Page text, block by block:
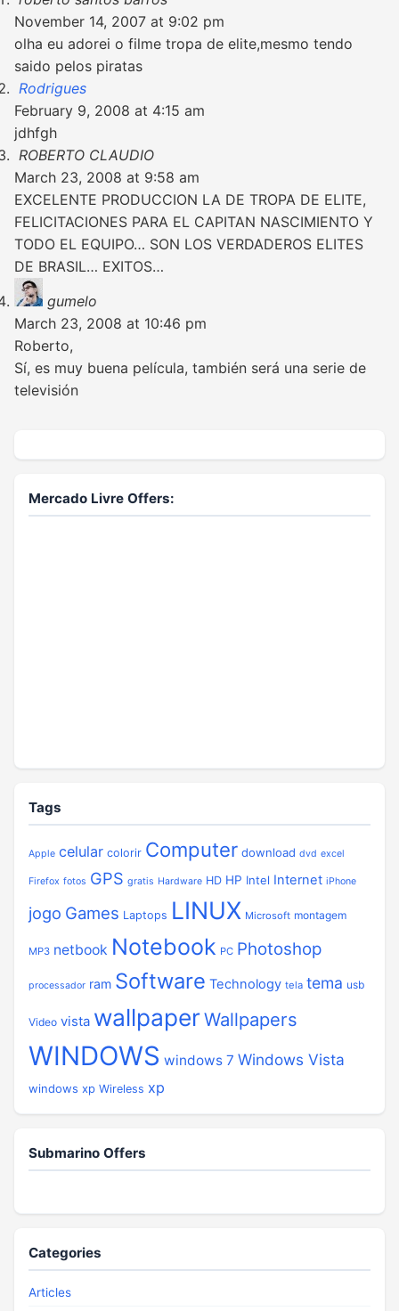
November 14, 2007 at 9:02 pm
olha eu adorei o filme tropa de elite,mesmo tendo
saido pelos piratas
Rodrigues
February 9, 2008 at 4:15 am
jdhfgh
ROBERTO CLAUDIO
March 23, 2008 at 9:58 am
EXCELENTE PRODUCCION LA DE TROPA DE ELITE,
FELICITACIONES PARA EL CAPITAN NASCIMIENTO Y
TODO EL EQUIPO… SON LOS VERDADEROS ELITES
DE BRASIL… EXITOS…
gumelo
March 23, 2008 at 10:46 pm
Roberto,
Sí, es muy buena película, también será una serie de
televisión
Mercado Livre Offers:
Tags
Apple celular colorir Computer download dvd excel
Firefox fotos GPS gratis Hardware HD HP Intel Internet iPhone
jogo Games Laptops LINUX Microsoft montagem
MP3 netbook Notebook PC Photoshop
processador ram Software Technology tela tema usb
Video vista wallpaperWallpapers
WINDOWS windows 7 Windows Vista
windows xp Wireless xp
Submarino Offers
Categories
Articles